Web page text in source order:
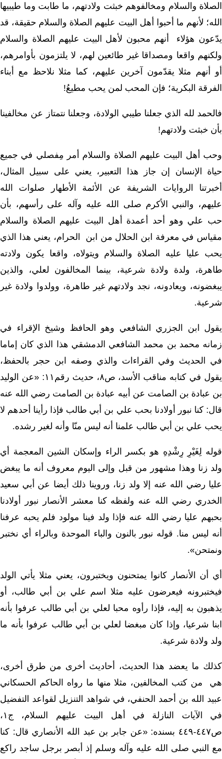
الصلاة والسلام ومخالفوهم خبثت ولادتهم، ما طابت وما طيبيها
الله؛ لأنهم ما أحبوا أهل البيت عليهم الصلاة والسلام حقيقة، قد
يدّعون هؤلاء أنهم محبون لأهل البيت عليهم الصلاة والسلام
ولكنهم واقعا ومصداقا غير طائعين لهم، لا يلتزمون بأوامرهم،
أو أنهم مثلا يقدّمون آخرين عليهم، كما مثلا نلاحظ مع أبناء
الفرقة البكرية؛ فإن المحب لمن يحب مطيعُ!
فالحمد لله الذي جعلنا طيبي الولادة، وجعلنا نتمتاز عن مخالفينا
بأن خبثت ولادتهم!
وحب أهل البيت عليهم الصلاة والسلام أمر مِفصلي في جميع
حياة الإنسان إن جاز هذا التعبير، يعني على سبيل المثال،
أخبرتنا الروايات الشريفة عن الأئمة الأطهار صلوات الله
عليهم، والنبي الأكرم صلى الله عليه وآله على رأسهم، بأن
حب علي وهو أحد أعمدة أهل البيت عليهم الصلاة والسلام
مقياس في معرفة ابن الحلال من ابن الحرام، يعني هذا الذي
يحب عليا عليه الصلاة والسلام ويتولاه، واقعا يكون ولادته
طاهرة، ولدة ولادة شرعية، بينما المخالفون لعلي، والذين
يبغضونه، ويعادونه، نجد ولادتهم غير طاهرة، وولدوا ولادة غير
شرعية.
يقول ابن الجزري الشافعي وهو الحافظ وشيخ الإقراء في
زمانه محمد بن محمد الشافعي الدمشقي هذا الذي كان إماما
في الحديث وفي القراءات والذي وصفه ابن حجر بالحفظ،
يقول في كتابه مناقب الأسد، ص٨، حديث رقم١١: «عن الوليد
بن عبادة بن الصامت عن أبيه عبادة بن الصامت رضي الله عنه
قال: كنا نبور أولادنا بحب علي بن أبي طالب فإذا رأينا أحدهم لا
يحب علي بن أبي طالب علمنا أنه ليس منّا وأنه لغير رشده.
قوله لِغَيْرِ رِشْدِهِ هو بكسر الراء وإسكان الشين المعجمة أي
ولد زنا وهذا مشهور من قبل وإلى اليوم معروف أنه ما يبغض
عليا رضي الله عنه إلا ولد زنا، وروينا ذلك أيضا عن أبي سعيد
الخدري رضي الله عنه ولفظه كنا معشر الأنصار نبور أولادنا
بحبهم عليا رضي الله عنه فإذا ولد فينا مولود فلم يحبه عرفنا
أنه ليس منا. قوله نبور بالنون والباء الموحدة وبالراء أي نختبر
ونمتحن».
أي أن الأنصار كانوا يمتحنون ويختبرون، يعني مثلا يأتي الولد
فيختبرونه فيعرضون عليه مثلا اسم علي بن أبي طالب، أو
يذهبون به إليه، فإذا رأوه محبا لعلي بن أبي طالب عرفوا بأنه
ابنا شرعيا، وإذا كان مبغضا لعلي بن أبي طالب عرفوا بأنه ما
ولد ولادة شرعية.
كذلك ما يعضد هذا الحديث، أحاديث أخرى من طرق أخرى،
هي من كتب المخالفين، مثلا منها ما رواه الحاكم الحسكاني
عبيد الله بن أحمد الحنفي، في شواهد التنزيل لقواعد التفضيل
في الآيات النازلة في أهل البيت عليهم السلام، ج١،
ص٤٤٧-٤٤٩ بسنده: «عن جابر بن عبد الله الأنصاري قال: كنا
مع النبي صلى الله عليه وآله وسلم إذ أبصر برجل ساجد راكع